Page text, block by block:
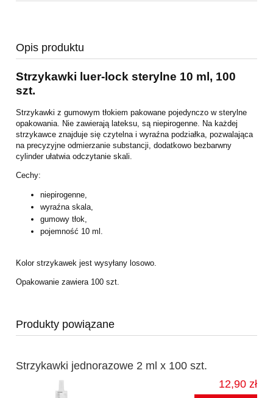
Opis produktu
Strzykawki luer-lock sterylne 10 ml, 100
szt.
Strzykawki z gumowym tłokiem pakowane pojedynczo w sterylne
opakowania. Nie zawierają lateksu, są niepirogenne. Na każdej
strzykawce znajduje się czytelna i wyraźna podziałka, pozwalająca
na precyzyjne odmierzanie substancji, dodatkowo bezbarwny
cylinder ułatwia odczytanie skali.
Cechy:
niepirogenne,
wyraźna skala,
gumowy tłok,
pojemność 10 ml.
Kolor strzykawek jest wysyłany losowo.
Opakowanie zawiera 100 szt.
Produkty powiązane
Strzykawki jednorazowe 2 ml x 100 szt.
12,90 zł